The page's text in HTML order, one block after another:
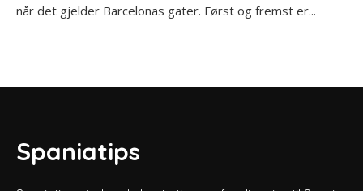
når det gjelder Barcelonas gater. Først og fremst er...
Spaniatips